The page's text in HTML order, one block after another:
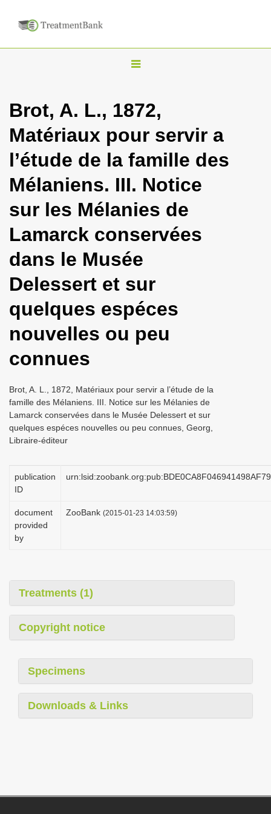
T
g
l
n
v
i
g
a
t
i
n
Brot, A. L., 1872,
Matériaux pour servir a
l’étude de la famille des
Mélaniens. III. Notice
sur les Mélanies de
Lamarck conservées
dans le Musée
Delessert et sur
quelques espéces
nouvelles ou peu
connues
Brot, A. L., 1872, Matériaux pour servir a l’étude de la
famille des Mélaniens. III. Notice sur les Mélanies de
Lamarck conservées dans le Musée Delessert et sur
quelques espéces nouvelles ou peu connues, Georg,
Libraire-éditeur
publication
ID
document
provided
by
ZooBank (2015-01-23 14:03:59)
Treatments (1)
Copyright notice
Specimens
Downloads & Links